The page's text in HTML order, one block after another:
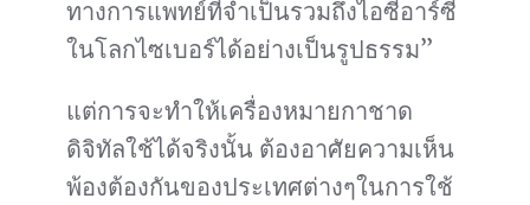
ทางการแพทย์ที่จำเป็นรวมถึงไอซีอาร์ซี
ในโลกไซเบอร์ได้อย่างเป็นรูปธรรม”
แต่การจะทำให้เครื่องหมายกาชาด
ดิจิทัลใช้ได้จริงนั้น ต้องอาศัยความเห็น
พ้องต้องกันของประเทศต่างๆในการใช้